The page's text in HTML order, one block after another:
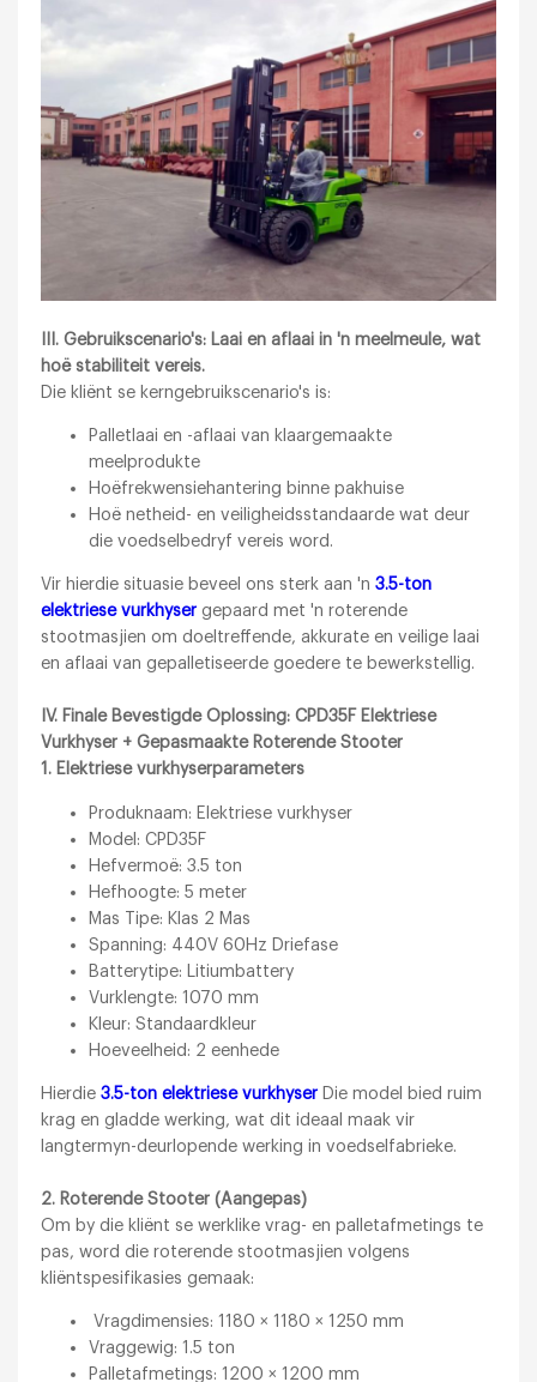
III. Gebruikscenario's: Laai en aflaai in 'n meelmeule, wat
hoë stabiliteit vereis.
Die kliënt se kerngebruikscenario's is:
Palletlaai en -aflaai van klaargemaakte
meelprodukte
Hoëfrekwensiehantering binne pakhuise
Hoë netheid- en veiligheidsstandaarde wat deur
die voedselbedryf vereis word.
Vir hierdie situasie beveel ons sterk aan 'n3.5-ton
elektriese vurkhyser gepaard met 'n roterende
stootmasjien om doeltreffende, akkurate en veilige laai
en aflaai van gepalletiseerde goedere te bewerkstellig.
IV. Finale Bevestigde Oplossing: CPD35F Elektriese
Vurkhyser + Gepasmaakte Roterende Stooter
1. Elektriese vurkhyserparameters
Produknaam: Elektriese vurkhyser
Model: CPD35F
Hefvermoë: 3.5 ton
Hefhoogte: 5 meter
Mas Tipe: Klas 2 Mas
Spanning: 440V 60Hz Driefase
Batterytipe: Litiumbattery
Vurklengte: 1070 mm
Kleur: Standaardkleur
Hoeveelheid: 2 eenhede
Hierdie3.5-ton elektriese vurkhyser Die model bied ruim
krag en gladde werking, wat dit ideaal maak vir
langtermyn-deurlopende werking in voedselfabrieke.
2. Roterende Stooter (Aangepas)
Om by die kliënt se werklike vrag- en palletafmetings te
pas, word die roterende stootmasjien volgens
kliëntspesifikasies gemaak:
Vragdimensies: 1180 × 1180 × 1250 mm
Vraggewig: 1.5 ton
Palletafmetings: 1200 × 1200 mm